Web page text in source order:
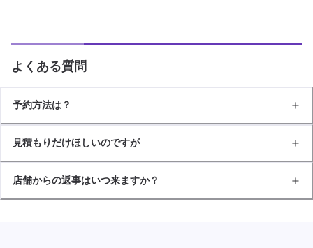
よくある質問
予約方法は？
見積もりだけほしいのですが
店舗からの返事はいつ来ますか？